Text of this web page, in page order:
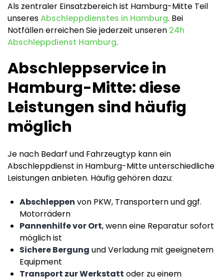
Als zentraler Einsatzbereich ist Hamburg-Mitte Teil
unseresAbschleppdienstes in Hamburg. Bei
Notfällen erreichen Sie jederzeit unseren 24h
Abschleppdienst Hamburg.
Abschleppservice in
Hamburg-Mitte: diese
Leistungen sind häufig
möglich
Je nach Bedarf und Fahrzeugtyp kann ein
Abschleppdienst in Hamburg-Mitte unterschiedliche
Leistungen anbieten. Häufig gehören dazu:
Abschleppen von PKW, Transportern und ggf.
Motorrädern
Pannenhilfe vor Ort, wenn eine Reparatur sofort
möglich ist
Sichere Bergung und Verladung mit geeignetem
Equipment
Transport zur Werkstatt oder zu einem